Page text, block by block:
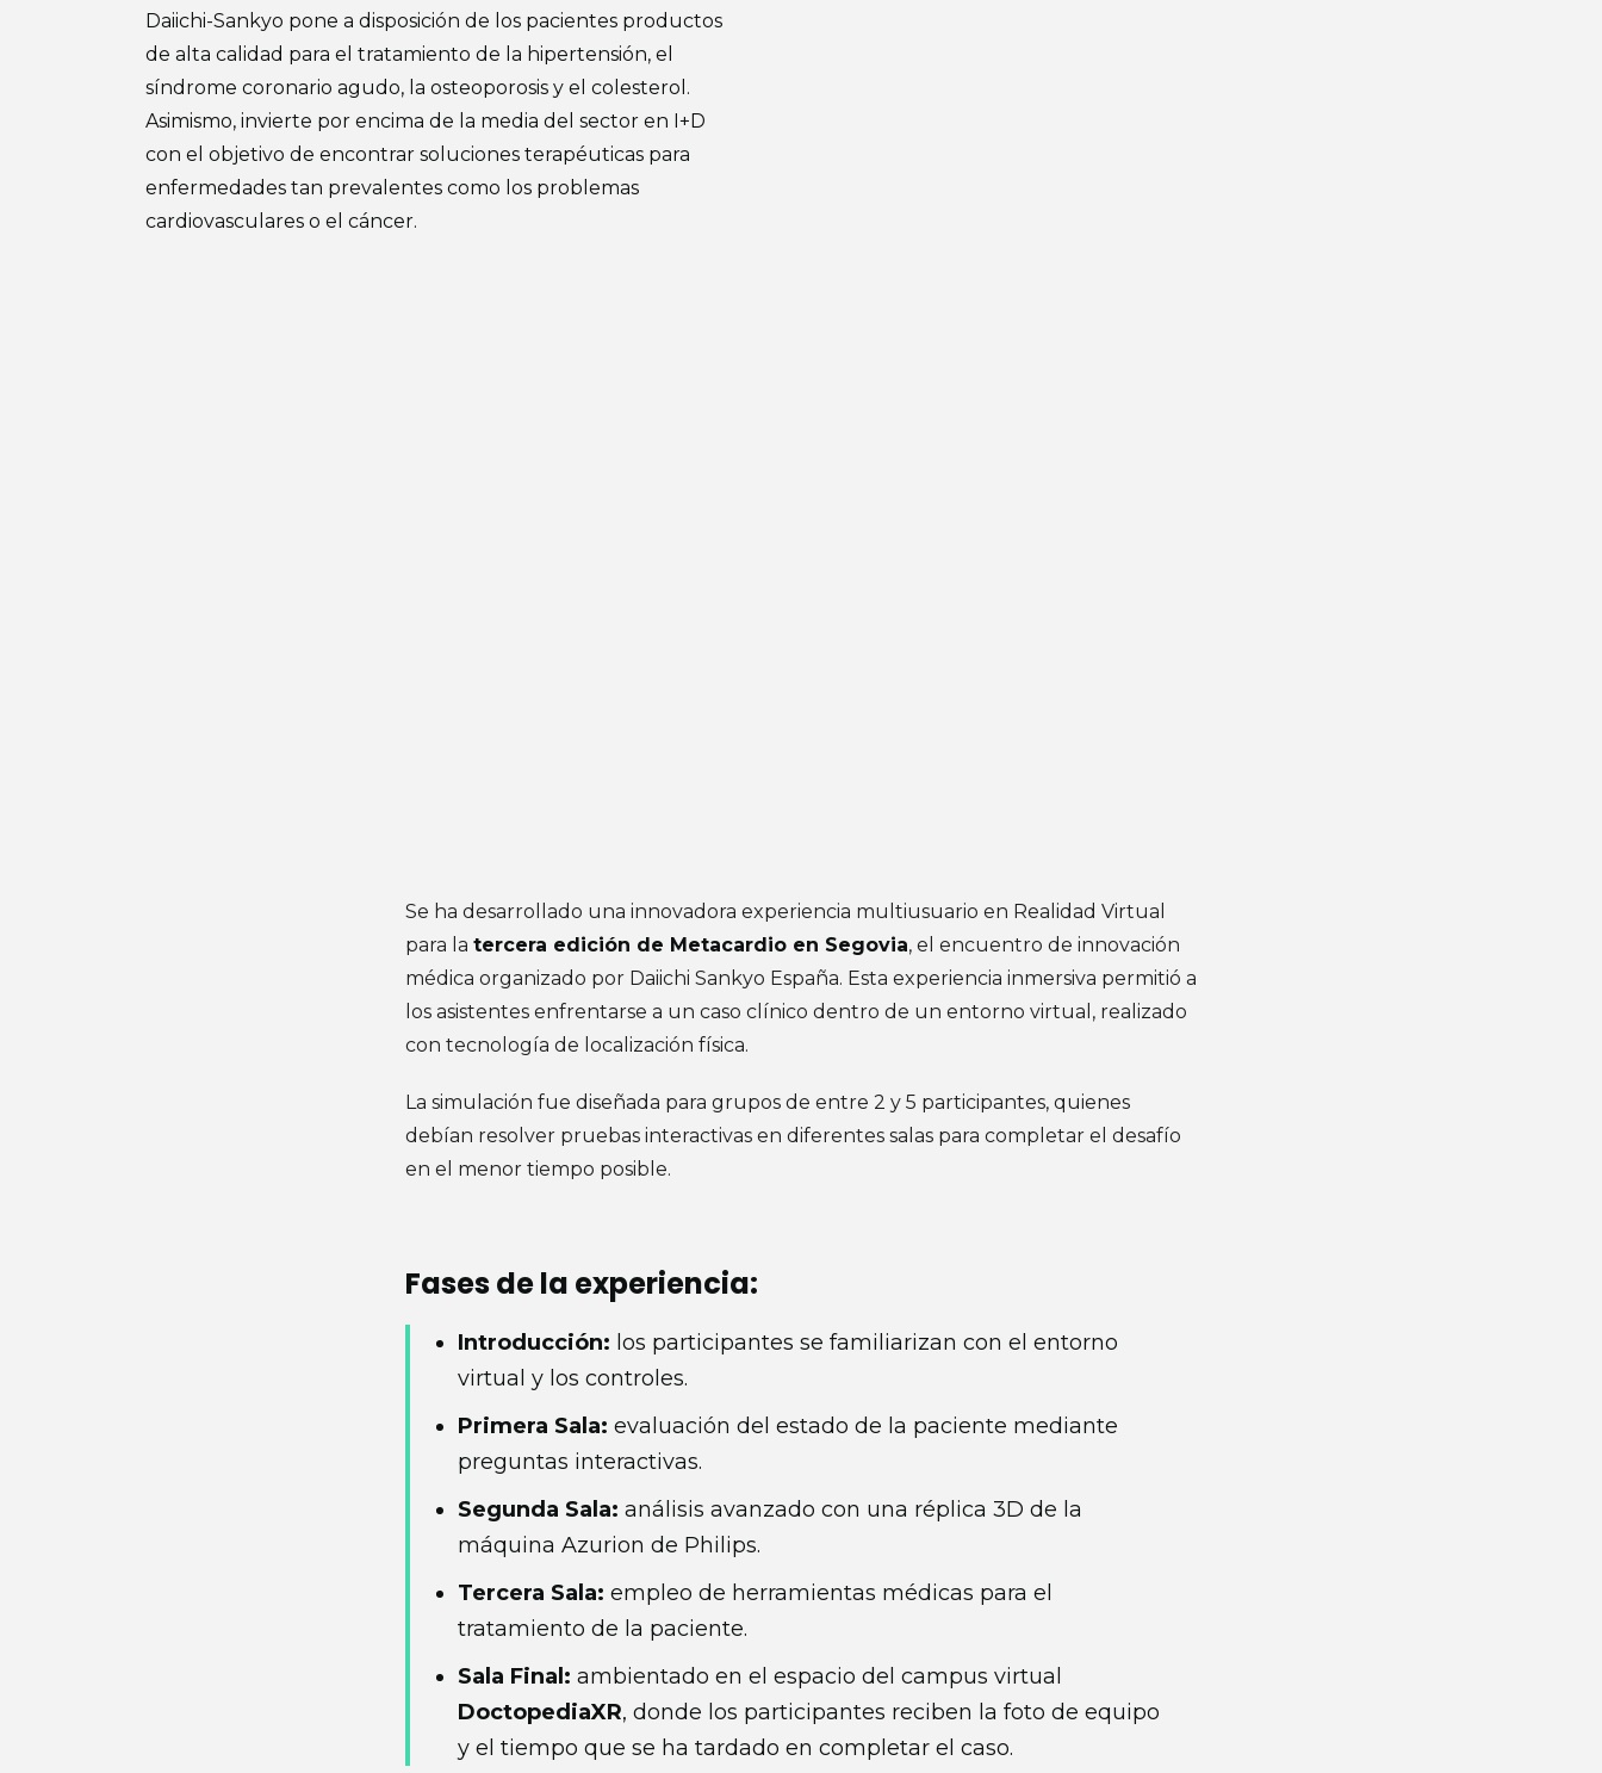
Daiichi-Sankyo pone a disposición de los pacientes productos
de alta calidad para el tratamiento de la hipertensión, el
síndrome coronario agudo, la osteoporosis y el colesterol.
Asimismo, invierte por encima de la media del sector en I+D
con el objetivo de encontrar soluciones terapéuticas para
enfermedades tan prevalentes como los problemas
cardiovasculares o el cáncer.
Se ha desarrollado una innovadora experiencia multiusuario en Realidad Virtual
para la tercera edición de Metacardio en Segovia, el encuentro de innovación
médica organizado por Daiichi Sankyo España. Esta experiencia inmersiva permitió a
los asistentes enfrentarse a un caso clínico dentro de un entorno virtual, realizado
con tecnología de localización física.
La simulación fue diseñada para grupos de entre 2 y 5 participantes, quienes
debían resolver pruebas interactivas en diferentes salas para completar el desafío
en el menor tiempo posible.
Fases de la experiencia:
Introducción: los participantes se familiarizan con el entorno
virtual y los controles.
Primera Sala: evaluación del estado de la paciente mediante
preguntas interactivas.
Segunda Sala: análisis avanzado con una réplica 3D de la
máquina Azurion de Philips.
Tercera Sala: empleo de herramientas médicas para el
tratamiento de la paciente.
Sala Final: ambientado en el espacio del campus virtual
DoctopediaXR, donde los participantes reciben la foto de equipo
y el tiempo que se ha tardado en completar el caso.